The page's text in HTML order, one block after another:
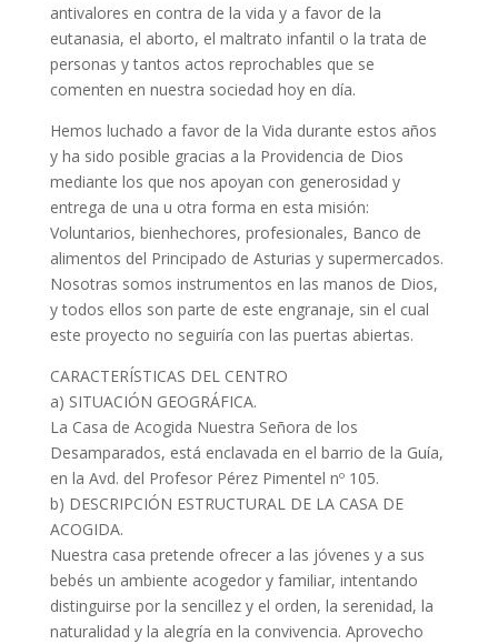
antivalores en contra de la vida y a favor de la
eutanasia, el aborto, el maltrato infantil o la trata de
personas y tantos actos reprochables que se
comenten en nuestra sociedad hoy en día.
Hemos luchado a favor de la Vida durante estos años
y ha sido posible gracias a la Providencia de Dios
mediante los que nos apoyan con generosidad y
entrega de una u otra forma en esta misión:
Voluntarios, bienhechores, profesionales, Banco de
alimentos del Principado de Asturias y supermercados.
Nosotras somos instrumentos en las manos de Dios,
y todos ellos son parte de este engranaje, sin el cual
este proyecto no seguiría con las puertas abiertas.
CARACTERÍSTICAS DEL CENTRO
a) SITUACIÓN GEOGRÁFICA.
La Casa de Acogida Nuestra Señora de los
Desamparados, está enclavada en el barrio de la Guía,
en la Avd. del Profesor Pérez Pimentel nº 105.
b) DESCRIPCIÓN ESTRUCTURAL DE LA CASA DE
ACOGIDA.
Nuestra casa pretende ofrecer a las jóvenes y a sus
bebés un ambiente acogedor y familiar, intentando
distinguirse por la sencillez y el orden, la serenidad, la
naturalidad y la alegría en la convivencia. Aprovecho